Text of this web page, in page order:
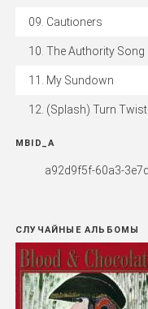
Cautioners
The Authority Song
My Sundown
(Splash) Turn Twist
MBID_A
a92d9f5f-60a3-
СЛУЧАЙНЫЕ АЛЬБОМЫ